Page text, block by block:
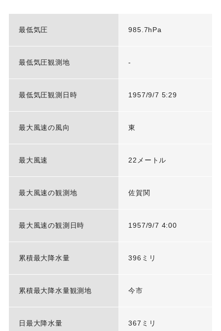
最低気圧 985.7hPa
最低気圧観測地 -
最低気圧観測日時 1957/9/7 5:29
最大風速の風向 東
最大風速 22メートル
最大風速の観測地 佐賀関
最大風速の観測日時 1957/9/7 4:00
累積最大降水量 396ミリ
累積最大降水量観測地 今市
日最大降水量 367ミリ